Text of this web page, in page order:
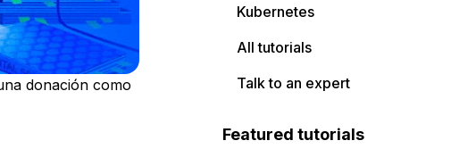
donación como
Kubernetes
All tutorials
Talk to an expert
Featured tutorials